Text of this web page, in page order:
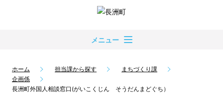
メニュー
ホーム 担当課から探す
まちづくり課
企画係
長洲町外国人相談窓口(がいこくじん そうだんまどぐち）